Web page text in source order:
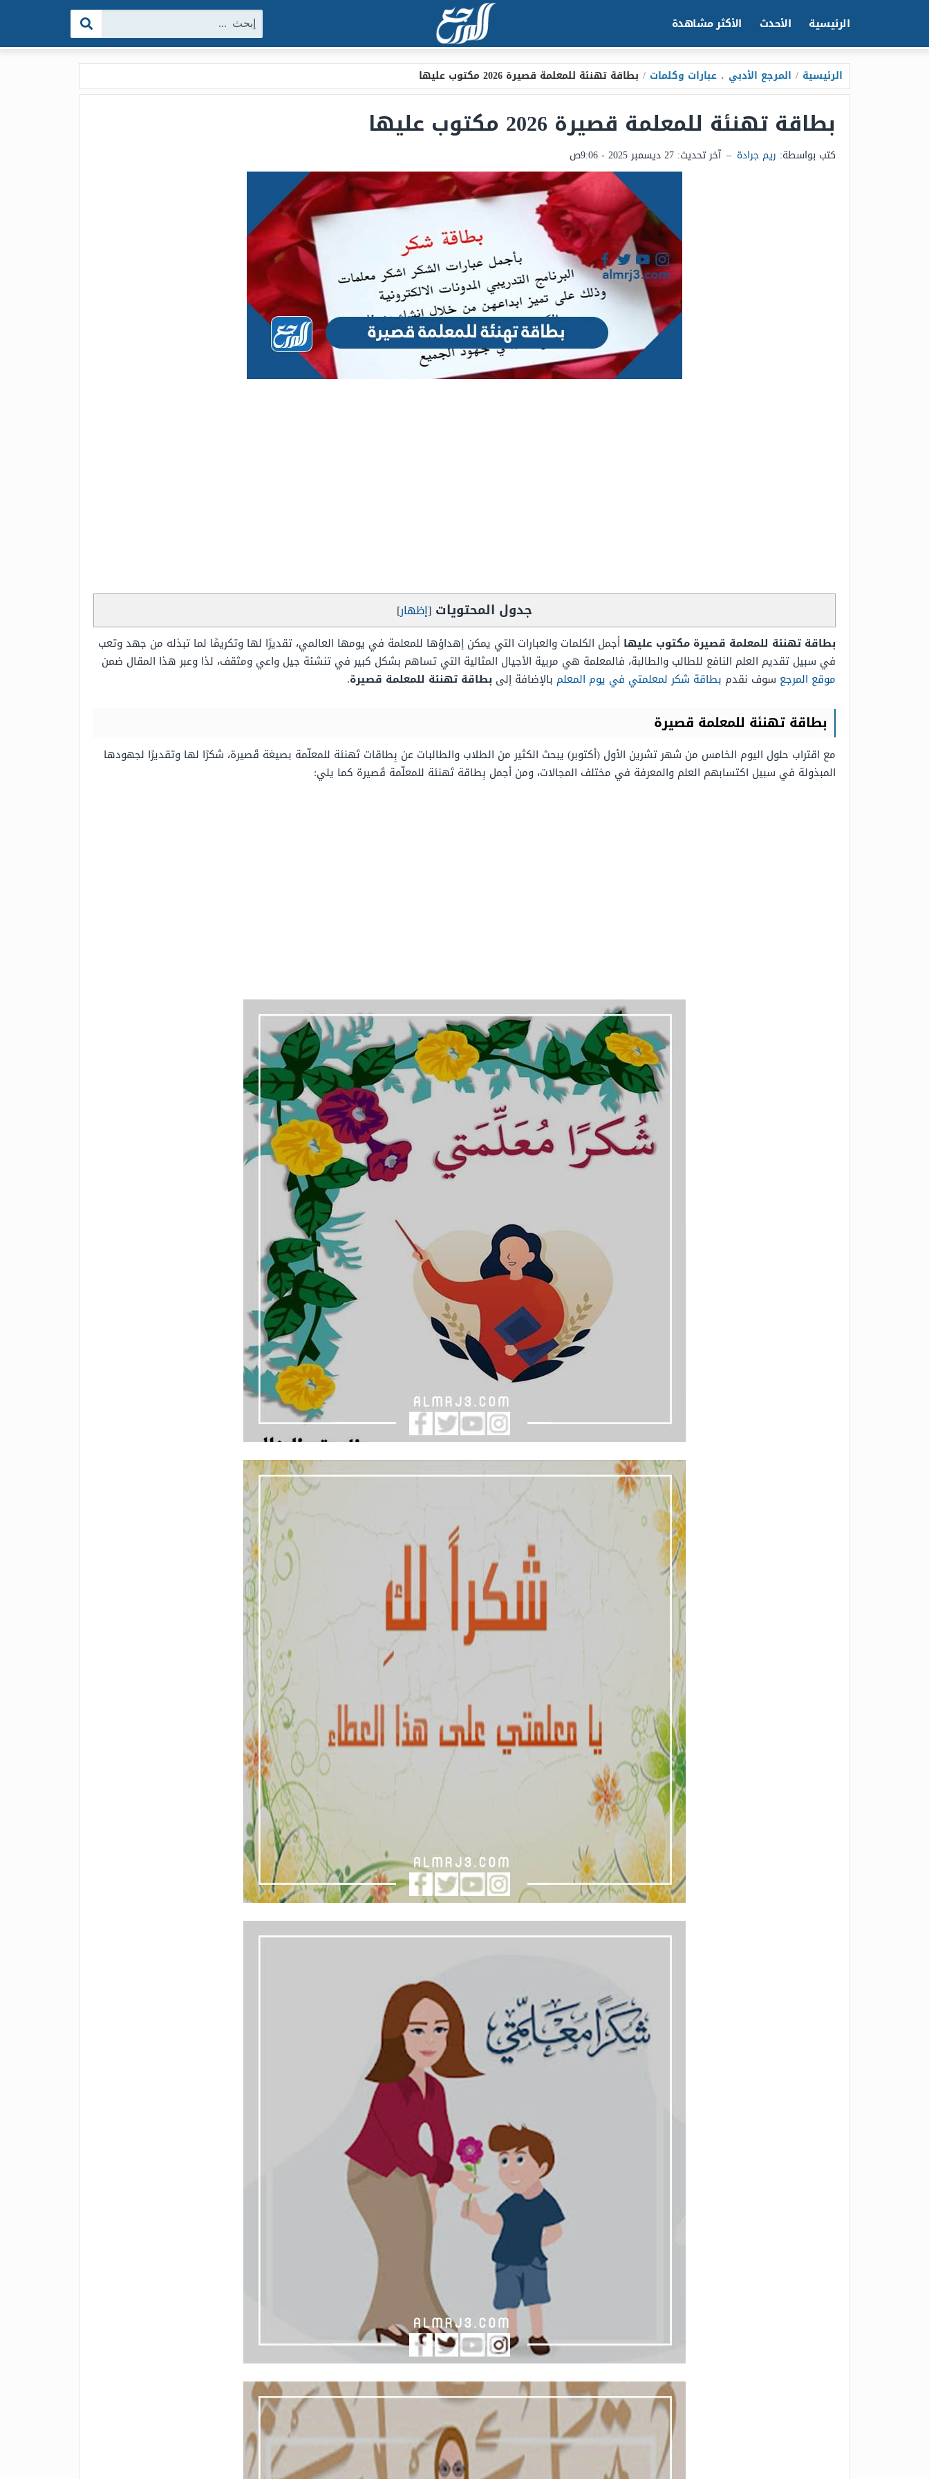
الرئيسية الأحدث الأكثر مشاهدة البحث:
الرئيسية / المرجع الأدبي ، عبارات وكلمات / بطاقة تهنئة للمعلمة قصيرة 2026 مكتوب عليها
بطاقة تهنئة للمعلمة قصيرة 2026 مكتوب عليها
كتب بواسطة: ريم جرادة – آخر تحديث: 27 ديسمبر 2025 - 9:06ص
جدول المحتويات [إظهار]
بطاقة تهنئة للمعلمة قصيرة مكتوب عليها أجمل الكلمات والعبارات التي يمكن إهداؤها للمعلمة في يومها العالمي، تقديرًا لها وتكريمًا لما تبذله من جهد وتعب
في سبيل تقديم العلم النافع للطالب والطالبة، فالمعلمة هي مربية الأجيال المثالية التي تساهم بشكل كبير في تنشئة جيل واعي ومثقف، لذا وعبر هذا المقال ضمن
موقع المرجع سوف نقدم بطاقة شكر لمعلمتي في يوم المعلم بالإضافة إلى بطاقة تهنئة للمعلمة قصيرة.
بطاقة تهنئة للمعلمة قصيرة
مع اقتراب حلول اليوم الخامس من شهر تشرين الأول (أكتوبر) يبحث الكثير من الطلاب والطالبات عن بِطاقات تَهنئة للمعلّمة بصيغة قَصيرة، شكرًا لها وتقديرًا لجهودها
المبذولة في سبيل اكتسابهم العلم والمعرفة في مختلف المجالات، ومن أجمل بِطاقة تَهنئة للمعلّمة قَصيرة كما يلي: